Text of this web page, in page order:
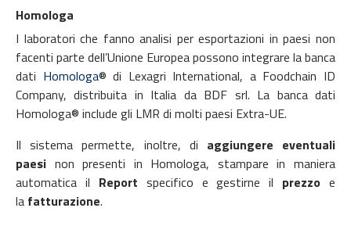
Homologa
I laboratori che fanno analisi per esportazioni in paesi non
facenti parte dell’Unione Europea possono integrare la banca
dati Homologa® di Lexagri International, a Foodchain ID
Company, distribuita in Italia da BDF srl. La banca dati
Homologa® include gli LMR di molti paesi Extra-UE.
Il sistema permette, inoltre, di aggiungere eventuali
paesi non presenti in Homologa, stampare in maniera
automatica il Report specifico e gestirne il prezzo e
la fatturazione.